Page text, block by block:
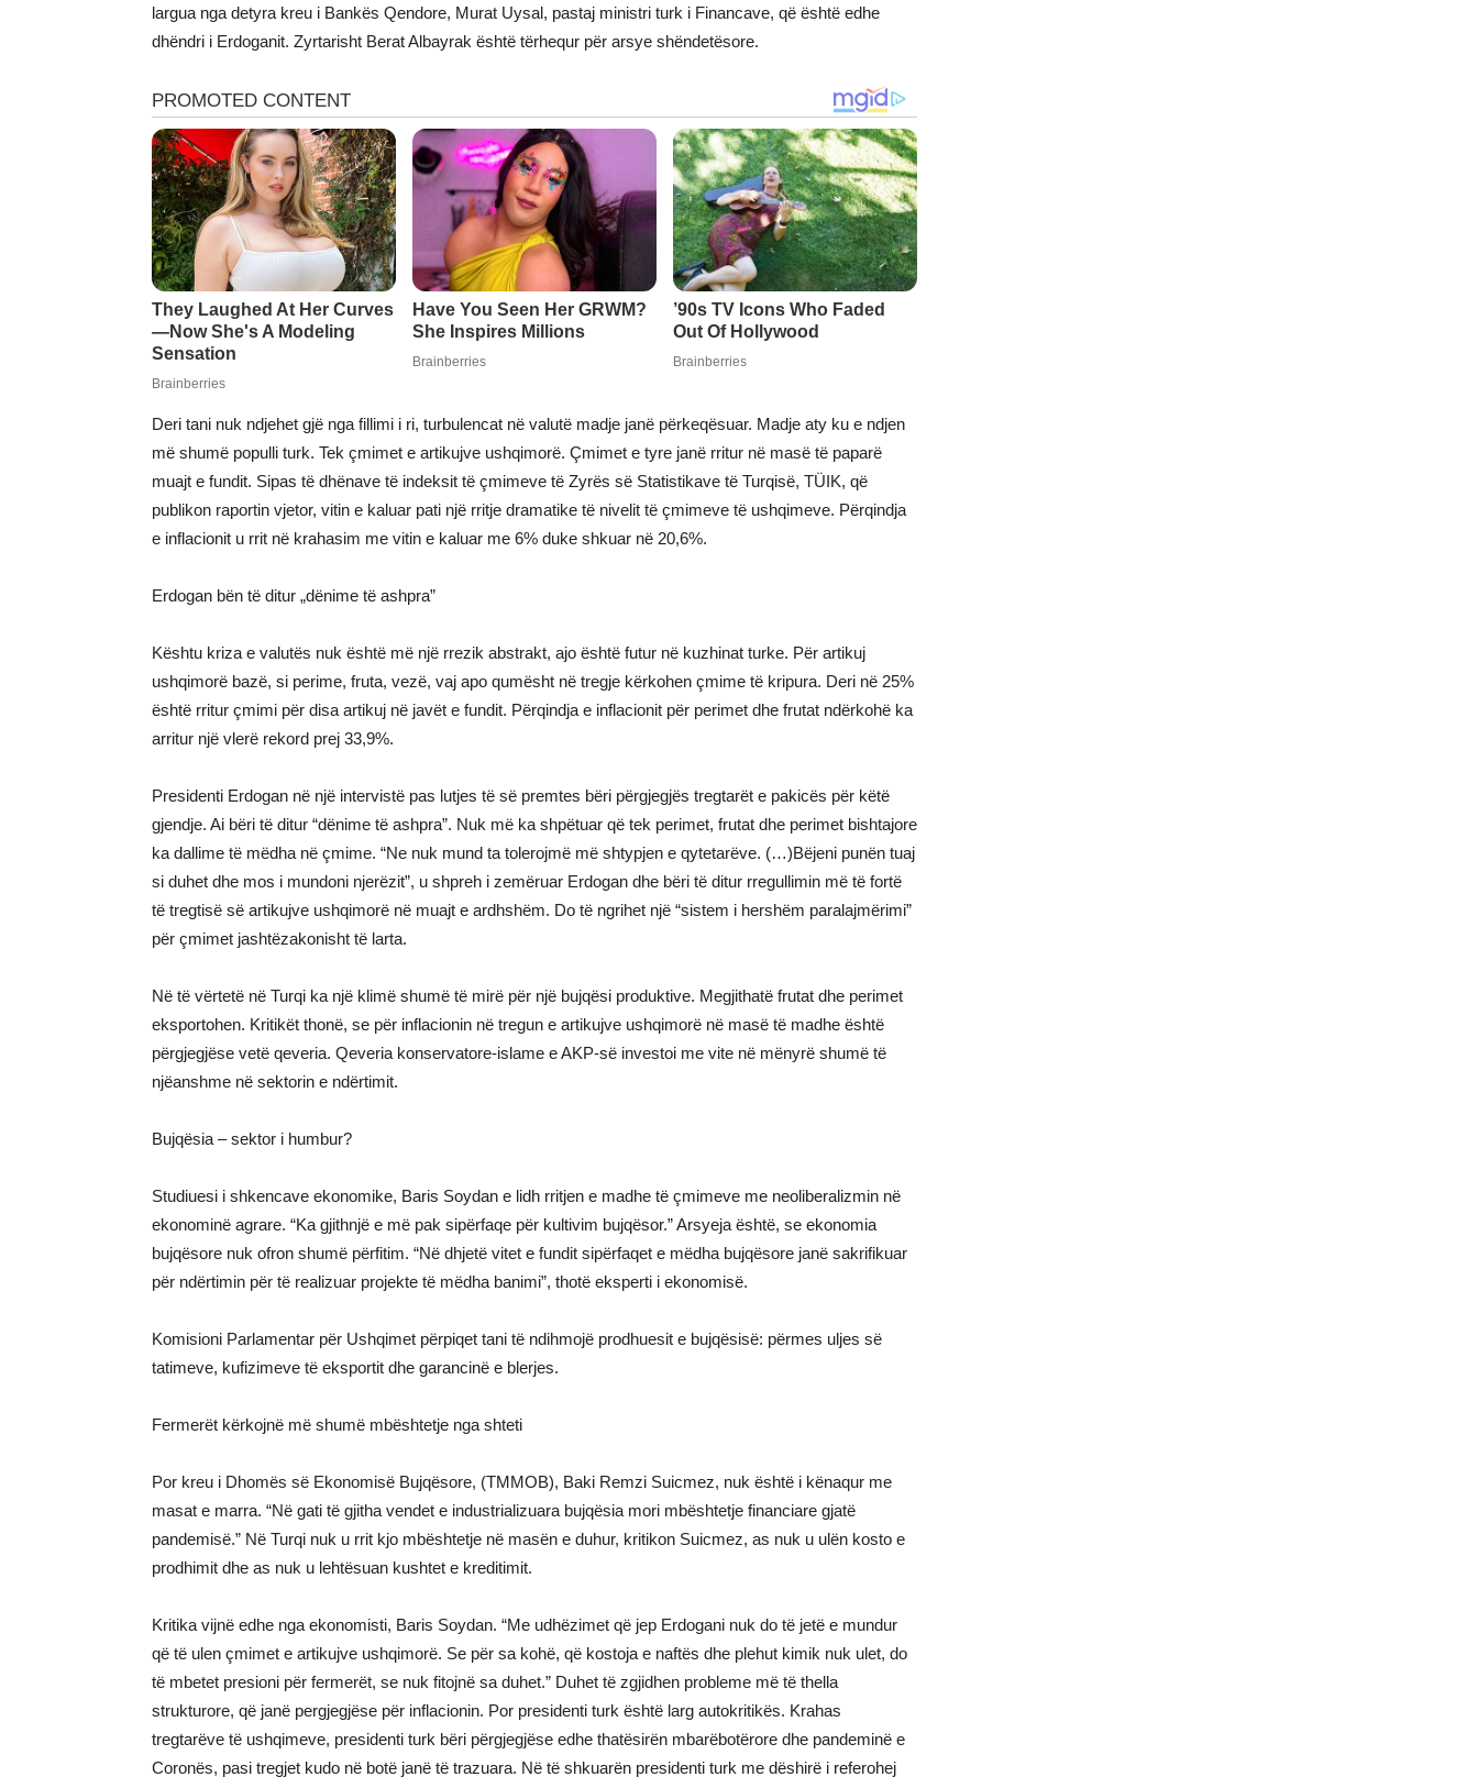
largua nga detyra kreu i Bankës Qendore, Murat Uysal, pastaj ministri turk i Financave, që është edhe
dhëndri i Erdoganit. Zyrtarisht Berat Albayrak është tërhequr për arsye shëndetësore.
Deri tani nuk ndjehet gjë nga fillimi i ri, turbulencat në valutë madje janë përkeqësuar. Madje aty ku e ndjen
më shumë populli turk. Tek çmimet e artikujve ushqimorë. Çmimet e tyre janë rritur në masë të paparë
muajt e fundit. Sipas të dhënave të indeksit të çmimeve të Zyrës së Statistikave të Turqisë, TÜIK, që
publikon raportin vjetor, vitin e kaluar pati një rritje dramatike të nivelit të çmimeve të ushqimeve. Përqindja
e inflacionit u rrit në krahasim me vitin e kaluar me 6% duke shkuar në 20,6%.
Erdogan bën të ditur „dënime të ashpra”
Kështu kriza e valutës nuk është më një rrezik abstrakt, ajo është futur në kuzhinat turke. Për artikuj
ushqimorë bazë, si perime, fruta, vezë, vaj apo qumësht në tregje kërkohen çmime të kripura. Deri në 25%
është rritur çmimi për disa artikuj në javët e fundit. Përqindja e inflacionit për perimet dhe frutat ndërkohë ka
arritur një vlerë rekord prej 33,9%.
Presidenti Erdogan në një intervistë pas lutjes të së premtes bëri përgjegjës tregtarët e pakicës për këtë
gjendje. Ai bëri të ditur “dënime të ashpra”. Nuk më ka shpëtuar që tek perimet, frutat dhe perimet bishtajore
ka dallime të mëdha në çmime. “Ne nuk mund ta tolerojmë më shtypjen e qytetarëve. (…)Bëjeni punën tuaj
si duhet dhe mos i mundoni njerëzit”, u shpreh i zemëruar Erdogan dhe bëri të ditur rregullimin më të fortë
të tregtisë së artikujve ushqimorë në muajt e ardhshëm. Do të ngrihet një “sistem i hershëm paralajmërimi”
për çmimet jashtëzakonisht të larta.
Në të vërtetë në Turqi ka një klimë shumë të mirë për një bujqësi produktive. Megjithatë frutat dhe perimet
eksportohen. Kritikët thonë, se për inflacionin në tregun e artikujve ushqimorë në masë të madhe është
përgjegjëse vetë qeveria. Qeveria konservatore-islame e AKP-së investoi me vite në mënyrë shumë të
njëanshme në sektorin e ndërtimit.
Bujqësia – sektor i humbur?
Studiuesi i shkencave ekonomike, Baris Soydan e lidh rritjen e madhe të çmimeve me neoliberalizmin në
ekonominë agrare. “Ka gjithnjë e më pak sipërfaqe për kultivim bujqësor.” Arsyeja është, se ekonomia
bujqësore nuk ofron shumë përfitim. “Në dhjetë vitet e fundit sipërfaqet e mëdha bujqësore janë sakrifikuar
për ndërtimin për të realizuar projekte të mëdha banimi”, thotë eksperti i ekonomisë.
Komisioni Parlamentar për Ushqimet përpiqet tani të ndihmojë prodhuesit e bujqësisë: përmes uljes së
tatimeve, kufizimeve të eksportit dhe garancinë e blerjes.
Fermerët kërkojnë më shumë mbështetje nga shteti
Por kreu i Dhomës së Ekonomisë Bujqësore, (TMMOB), Baki Remzi Suicmez, nuk është i kënaqur me
masat e marra. “Në gati të gjitha vendet e industrializuara bujqësia mori mbështetje financiare gjatë
pandemisë.” Në Turqi nuk u rrit kjo mbështetje në masën e duhur, kritikon Suicmez, as nuk u ulën kosto e
prodhimit dhe as nuk u lehtësuan kushtet e kreditimit.
Kritika vijnë edhe nga ekonomisti, Baris Soydan. “Me udhëzimet që jep Erdogani nuk do të jetë e mundur
që të ulen çmimet e artikujve ushqimorë. Se për sa kohë, që kostoja e naftës dhe plehut kimik nuk ulet, do
të mbetet presioni për fermerët, se nuk fitojnë sa duhet.” Duhet të zgjidhen probleme më të thella
strukturore, që janë pergjegjëse për inflacionin. Por presidenti turk është larg autokritikës. Krahas
tregtarëve të ushqimeve, presidenti turk bëri përgjegjëse edhe thatësirën mbarëbotërore dhe pandeminë e
Coronës, pasi tregjet kudo në botë janë të trazuara. Në të shkuarën presidenti turk me dëshirë i referohej